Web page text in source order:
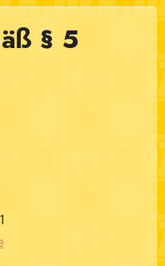
§ 5